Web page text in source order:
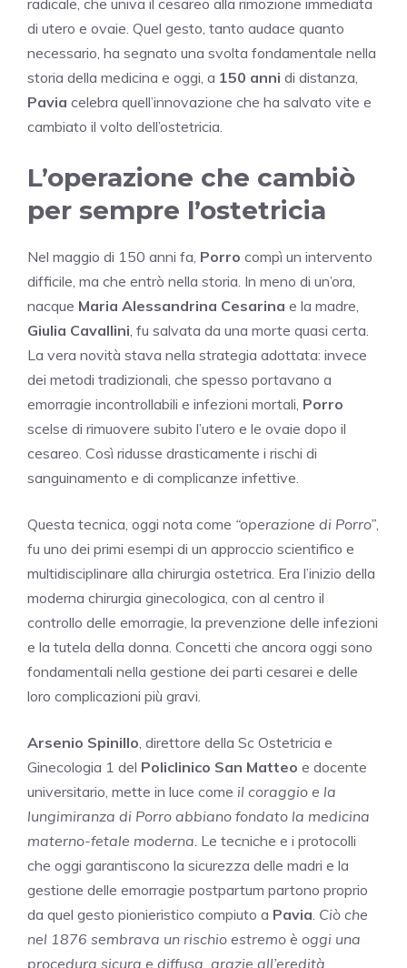
di utero e ovaie. Quel gesto, tanto audace quanto
necessario, ha segnato una svolta fondamentale nella
storia della medicina e oggi, a 150 anni di distanza,
Pavia celebra quell’innovazione che ha salvato vite e
cambiato il volto dell’ostetricia.
L’operazione che cambiò
per sempre l’ostetricia
Nel maggio di 150 anni fa, Porro compì un intervento
difficile, ma che entrò nella storia. In meno di un’ora,
nacque Maria Alessandrina Cesarina e la madre,
Giulia Cavallini , fu salvata da una morte quasi certa.
La vera novità stava nella strategia adottata: invece
dei metodi tradizionali, che spesso portavano a
emorragie incontrollabili e infezioni mortali, Porro
scelse di rimuovere subito l’utero e le ovaie dopo il
cesareo. Così ridusse drasticamente i rischi di
sanguinamento e di complicanze infettive.
Questa tecnica, oggi nota come “operazione di Porro”
fu uno dei primi esempi di un approccio scientifico e
multidisciplinare alla chirurgia ostetrica. Era l’inizio della
moderna chirurgia ginecologica, con al centro il
controllo delle emorragie, la prevenzione delle infezioni
e la tutela della donna. Concetti che ancora oggi sono
fondamentali nella gestione dei parti cesarei e delle
loro complicazioni più gravi.
Arsenio Spinillo , direttore della Sc Ostetricia e
Ginecologia 1 del Policlinico San Matteo e docente
universitario, mette in luce come il coraggio e la
lungimiranza di Porro abbiano fondato la medicina
materno-fetale moderna . Le tecniche e i protocolli
che oggi garantiscono la sicurezza delle madri e la
gestione delle emorragie postpartum partono proprio
da quel gesto pionieristico compiuto a Pavia Ciò che
nel 1876 sembrava un rischio estremo è oggi una
procedura sicura e diffusa, grazie all’eredità